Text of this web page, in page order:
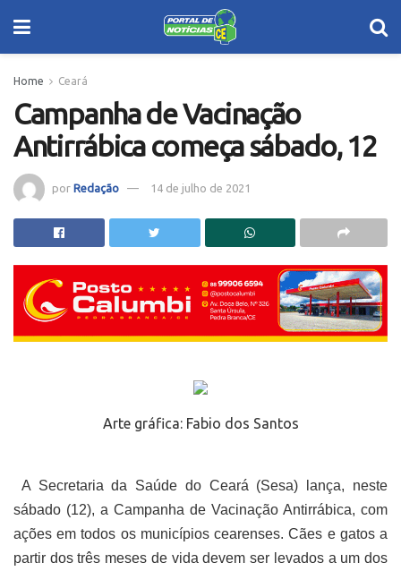
Home Ceará
Campanha de Vacinação
Antirrábica começa sábado, 12
por Redação 14 de julho de 2021
Arte gráfica: Fabio dos Santos
A Secretaria da Saúde do Ceará (Sesa) lança, neste
sábado (12), a Campanha de Vacinação Antirrábica, com
ações em todos os municípios cearenses. Cães e gatos a
partir dos três meses de vida devem ser levados a um dos